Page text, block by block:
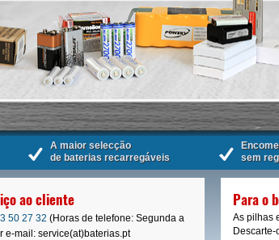
A maior selecção
de baterias recarregáveis
sem
ao cliente
50 27 32 (Horas de telefone: Segunda a
e-mail: service(at)baterias.pt
Para o
As pilhas